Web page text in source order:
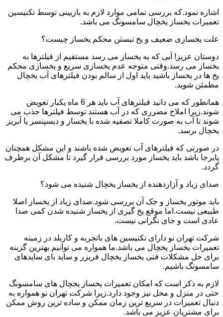
اشاره نمود.که بررسی تمامی موارد لازم به بازبینی توسط تکنیسین
تعمیرات یخساز یخچال سامسونگ می باشد.
علت یخسازی ضعیف و یخ نبستن محکم یخساز چیست؟
دوستان عزیز! آبی که به یخساز می رسد مستقیم از فیلترها به
یخساز می رسد.وقتی متوجه عدم یخسازی سریع و یخسازی محکم
یخ ها در یخساز باشید باید اول از سالم بودن فیلترهای آب یخچال
مطمئن شوید.
همانطور که می دانید فیلترهای آب باید هر 6 ماه یکبار تعویض
شوند.زیرا املاح مضرری که در آب هستند توسط فیلترها جذب می
شوند تا آب به صورت کاملا تصفیه شده با یخساز و دیسپنسر یا آبریز
یخچال برسد.
در صورتی که فیلترهای آب تعویض شده باشند و این مشکل همچنان
پابرجا باشد باید یخساز مورد بررسی قرار گیرد تا مشکل آن برطرف
گردد.
صدای زیاد و آزاردهنده از یخساز یخچال شنیده می شود؟
باید موتور یخساز و جک آن بررسی شود.صدای زیاد از یخساز اصلا
طبیعی نیست.اما موقع یخ گیری از یخساز شنیده شدن کمی صدا
عادی است و جای نگرانی نیست.
شرکت تهران نو دارای تکنیسین های باتجربه و کاربلد در زمینه
تعمیرات یخساز یخچال می باشد.ما همواره می توانیم بهترین گزینه
برای حل مشکلات فنی یخساز یخچال فریزر و ساید بای سایدهای
سامسونگ باشیم.
لازم به ذکر است که امکان تعمیرات یخساز یخچال های سامسونگ
حتی در منزل و محل نیز وجود دارد.زیرا شرکت تهران نو همواره به
دنبال تعمیرات در سریع ترین زمان ممکن و ساده ترین روش ممکن
برای مشتریان عزیز می باشد.